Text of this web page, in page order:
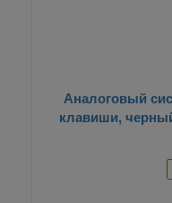
Аналоговый
клавиши,